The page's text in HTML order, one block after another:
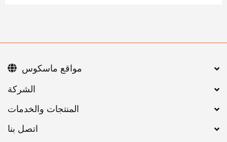
اتصل بنا
مواقع ماسكوس